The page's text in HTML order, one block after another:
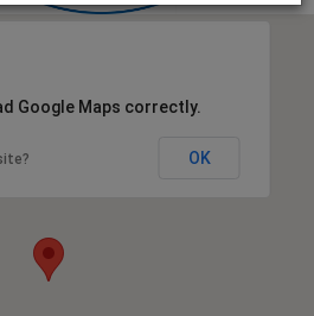
Google Maps correctly.
OK